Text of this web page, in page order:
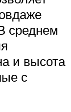
среднем
и высота
с